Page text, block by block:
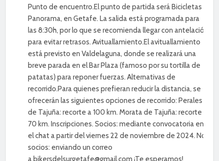
Punto de encuentro.El punto de partida será Bicicletas
Panorama, en Getafe. La salida está programada para
las 8:30h, por lo que se recomienda llegar con antelación
para evitar retrasos. Avituallamiento.El avituallamiento
está previsto en Valdelaguna, donde se realizará una
breve parada en el Bar Plaza (famoso por su tortilla de
patatas) para reponer fuerzas. Alternativas de
recorrido.Para quienes prefieran reducir la distancia, se
ofrecerán las siguientes opciones de recorrido: Perales
de Tajuña: recorte a 100 km. Morata de Tajuña: recorte a
70 km. Inscripciones. Socios: mediante convocatoria en
el chat a partir del viernes 22 de noviembre de 2024. No
socios: enviando un correo
a bikersdelsurgetafe@gmail.com ¡Te esperamos!